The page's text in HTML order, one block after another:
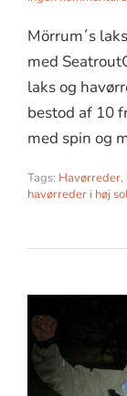
Mörrum´s
med
laks og
bestod af 10
med spin og
Tags: Havørreder,
havørreder i høj